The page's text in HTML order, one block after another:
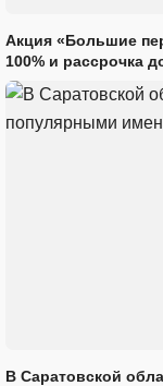
Акция «Большие
100% и рассрочка
В Саратовской